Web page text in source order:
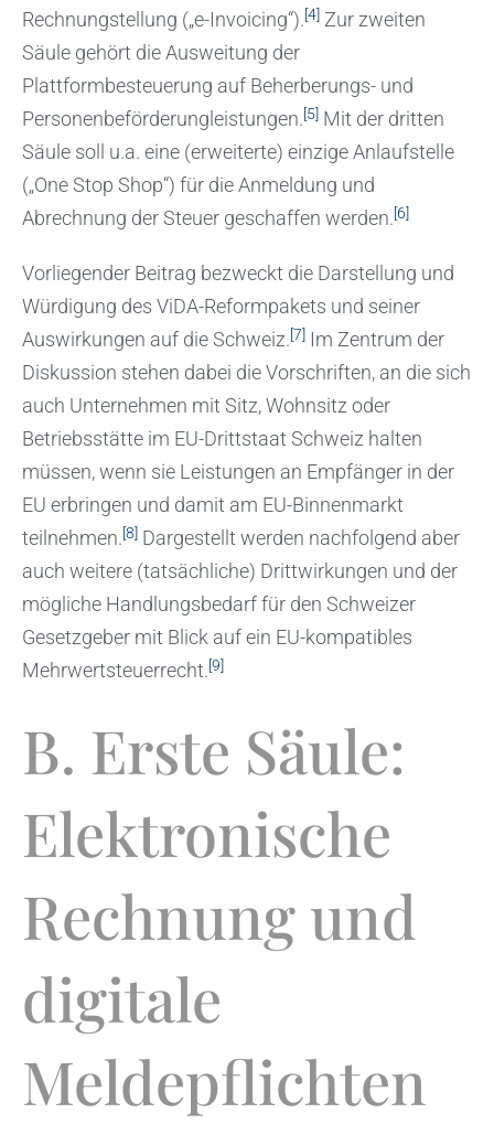
Rechnungstellung („e-Invoicing“).[4] Zur zweiten
Säule gehört die Ausweitung der
Plattformbesteuerung auf Beherberungs- und
Personenbeförderungleistungen.[5] Mit der dritten
Säule soll u.a. eine (erweiterte) einzige Anlaufstelle
(„One Stop Shop“) für die Anmeldung und
Abrechnung der Steuer geschaffen werden.[6]
Vorliegender Beitrag bezweckt die Darstellung und
Würdigung des ViDA-Reformpakets und seiner
Auswirkungen auf die Schweiz.[7] Im Zentrum der
Diskussion stehen dabei die Vorschriften, an die sich
auch Unternehmen mit Sitz, Wohnsitz oder
Betriebsstätte im EU-Drittstaat Schweiz halten
müssen, wenn sie Leistungen an Empfänger in der
EU erbringen und damit am EU-Binnenmarkt
teilnehmen.[8] Dargestellt werden nachfolgend aber
auch weitere (tatsächliche) Drittwirkungen und der
mögliche Handlungsbedarf für den Schweizer
Gesetzgeber mit Blick auf ein EU-kompatibles
Mehrwertsteuerrecht.[9]
B. Erste Säule:
Elektronische
Rechnung und
digitale
Meldepflichten